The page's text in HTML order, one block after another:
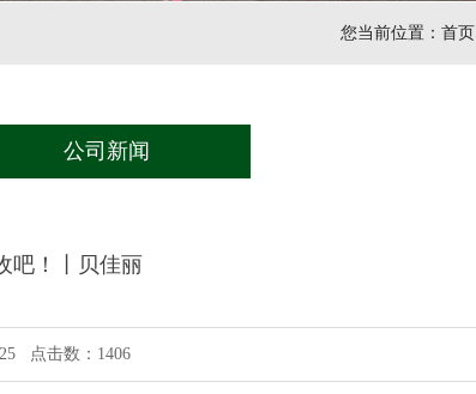
您当前位置： 首页
公司新闻
吧！丨贝佳丽
点击数：1406